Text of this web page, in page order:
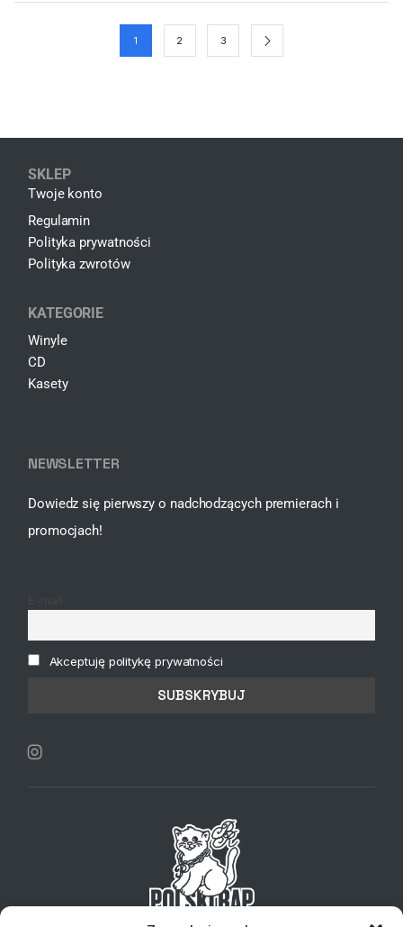
1 2 3
SKLEP
Twoje konto
Regulamin
Polityka prywatności
Polityka zwrotów
KATEGORIE
Winyle
CD
Kasety
NEWSLETTER
Dowiedz się pierwszy o nadchodzących premierach i
promocjach!
Akceptuję politykę prywatności